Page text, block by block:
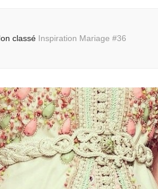
classé Inspiration Mariage #36